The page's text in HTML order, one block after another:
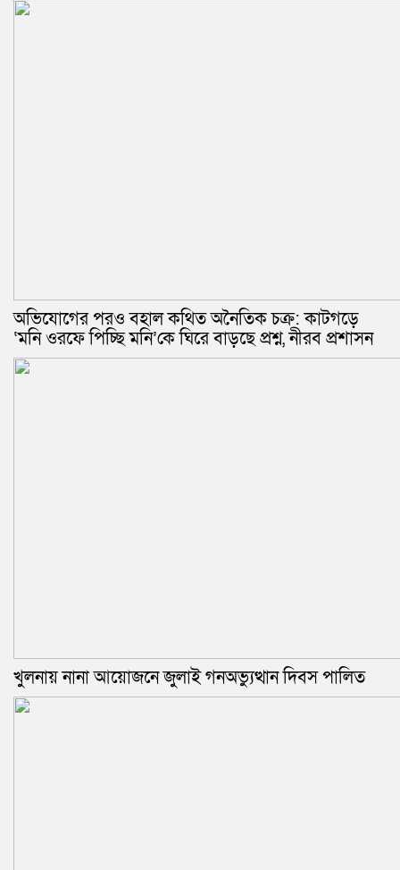
অভিযোগের পরও বহাল কথিত অনৈতিক চক্র: কাটগড়ে
‘মনি ওরফে পিচ্ছি মনি’কে ঘিরে বাড়ছে প্রশ্ন, নীরব প্রশাসন
খুলনায় নানা আয়োজনে জুলাই গনঅভ্যুত্থান দিবস পালিত